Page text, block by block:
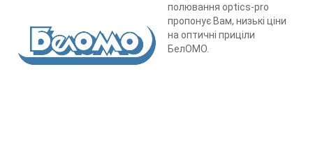
полювання optics-pro
пропонує Вам, низькі ціни
на оптичні приціли
БелОМО.